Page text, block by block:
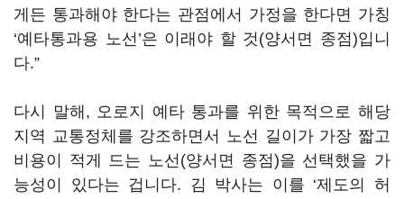
게든 통과해야 한다는 관점에서 가정을 한다면 가칭
‘예타통과용 노선’은 이래야 할 것(양서면 종점)입니
다.”
다시 말해, 오로지 예타 통과를 위한 목적으로 해당
지역 교통정체를 강조하면서 노선 길이가 가장 짧고
비용이 적게 드는 노선(양서면 종점)을 선택했을 가
능성이 있다는 겁니다. 김 박사는 이를 ‘제도의 허